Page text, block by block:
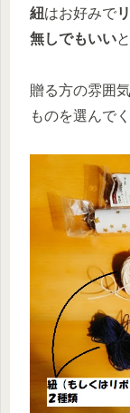
紐はお好みで
無しでもいい
贈る方の雰囲
ものを選んで